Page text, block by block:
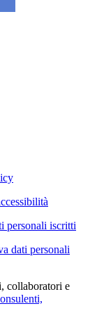
personali iscritti
dati personali
collaboratori e